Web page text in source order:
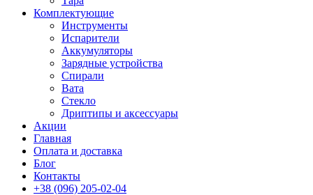
Комплектующие
Инструменты
Испарители
Аккумуляторы
Зарядные устройства
Спирали
Вата
Стекло
Дриптипы и аксессуары
Акции
Главная
Оплата и доставка
Блог
Контакты
+38 (096) 205-02-04